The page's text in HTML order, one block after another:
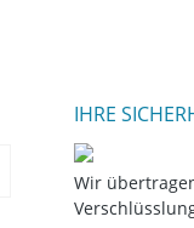
IHRE
Wir